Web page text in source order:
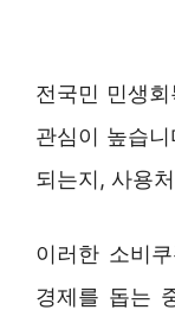
전국민 민생
관심이 높습
되는지, 사용
이러한 소비
경제를 돕는